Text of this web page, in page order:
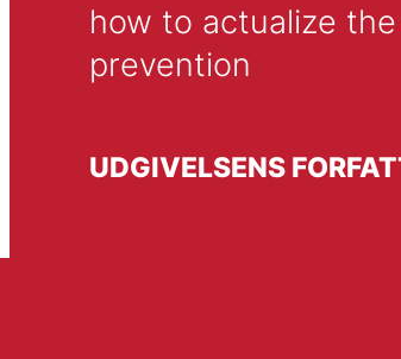
how to actualize
prevention
UDGIVELSENS